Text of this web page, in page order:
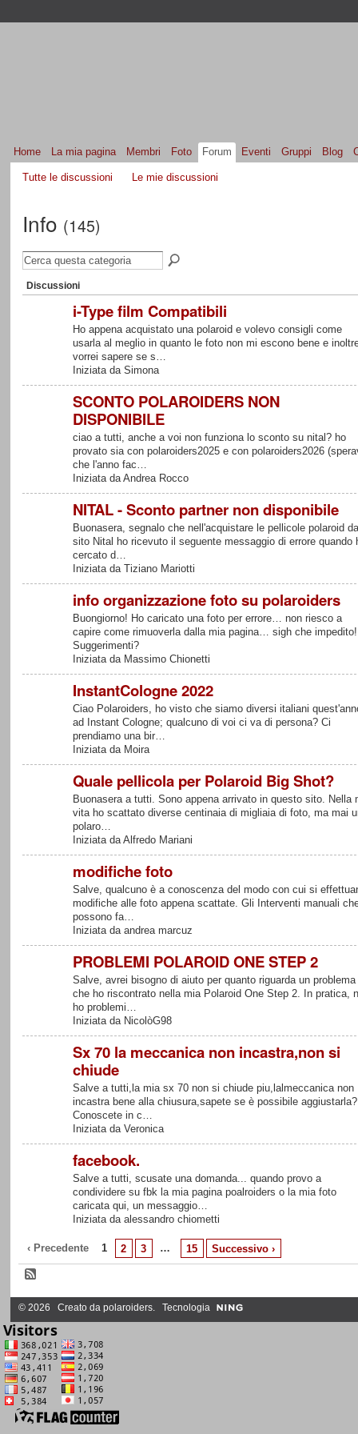
Home La mia pagina Membri Foto Forum Eventi Gruppi Blog
Tutte le discussioni Le mie discussioni
Info (145)
Discussioni
i-Type film Compatibili
Ho appena acquistato una polaroid e volevo consigli come
usarla al meglio in quanto le foto non mi escono bene e
vorrei sapere se s…
Iniziata da Simona
SCONTO POLAROIDERS NON
DISPONIBILE
ciao a tutti, anche a voi non funziona lo sconto su nital? ho
provato sia con polaroiders2025 e con polaroiders2026
che l'anno fac…
Iniziata da Andrea Rocco
NITAL - Sconto partner non disponibile
Buonasera, segnalo che nell'acquistare le pellicole polaroid
sito Nital ho ricevuto il seguente messaggio di errore quando
cercato d…
Iniziata da Tiziano Mariotti
info organizzazione foto su polaroiders
Buongiorno! Ho caricato una foto per errore… non riesco a
capire come rimuoverla dalla mia pagina… sigh che impedito!
Suggerimenti?
Iniziata da Massimo Chionetti
InstantCologne 2022
Ciao Polaroiders, ho visto che siamo diversi italiani
ad Instant Cologne; qualcuno di voi ci va di persona? Ci
prendiamo una bir…
Iniziata da Moira
Quale pellicola per Polaroid Big Shot?
Buonasera a tutti. Sono appena arrivato in questo sito. Nella
vita ho scattato diverse centinaia di migliaia di foto, ma mai
polaro…
Iniziata da Alfredo Mariani
modifiche foto
Salve, qualcuno è a conoscenza del modo con cui si
modifiche alle foto appena scattate. Gli Interventi manuali
possono fa…
Iniziata da andrea marcuz
PROBLEMI POLAROID ONE STEP 2
Salve, avrei bisogno di aiuto per quanto riguarda un problema
che ho riscontrato nella mia Polaroid One Step 2. In pratica,
ho problemi…
Iniziata da NicolòG98
Sx 70 la meccanica non incastra,non si
chiude
Salve a tutti,la mia sx 70 non si chiude piu,lalmeccanica non
incastra bene alla chiusura,sapete se è possibile aggiustarla?
Conoscete in c…
Iniziata da Veronica
facebook.
Salve a tutti, scusate una domanda... quando provo a
condividere su fbk la mia pagina poalroiders o la mia foto
caricata qui, un messaggio…
Iniziata da alessandro chiometti
‹ Precedente 1 2 3 … 15 Successivo ›
© 2026 Creato da polaroiders. Tecnologia